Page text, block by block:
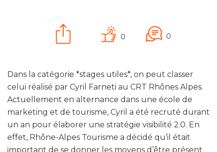
0 0
Dans la catégorie *stages utiles*, on peut classer
celui réalisé par Cyril Farneti au CRT Rhônes Alpes.
Actuellement en alternance dans une école de
marketing et de tourisme, Cyril a été recruté durant
un an pour élaborer une stratégie visibilité 2.0. En
effet, Rhône-Alpes Tourisme a décidé qu’il était
important de se donner les moyens d’être présent